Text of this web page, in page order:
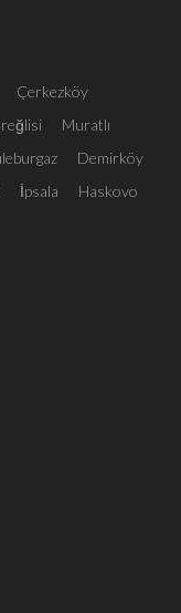
Çerkezköy
Muratlı
Demirköy
İpsala
Haskovo